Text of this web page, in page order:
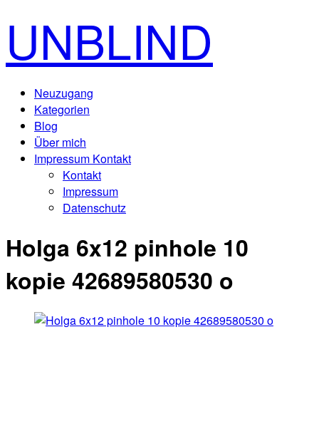
UNBLIND
Neuzugang
Kategorien
Blog
Über mich
Impressum Kontakt
Kontakt
Impressum
Datenschutz
Holga 6x12 pinhole 10
kopie 42689580530 o